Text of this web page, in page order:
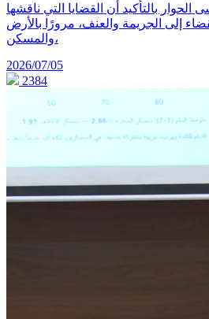
بالتأكيد أن القضايا التي ناقشها
إلى الجريمة والعنف، مرورًا بالأرض
والمسكن،
2026/07/05
2384